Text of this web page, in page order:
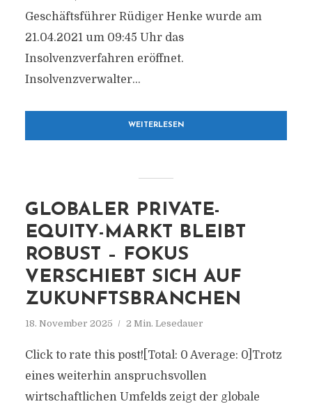
Geschäftsführer Rüdiger Henke wurde am
21.04.2021 um 09:45 Uhr das
Insolvenzverfahren eröffnet.
Insolvenzverwalter...
WEITERLESEN
GLOBALER PRIVATE-
EQUITY-MARKT BLEIBT
ROBUST – FOKUS
VERSCHIEBT SICH AUF
ZUKUNFTSBRANCHEN
18. November 2025 2 Min. Lesedauer
Click to rate this post![Total: 0 Average: 0]Trotz
eines weiterhin anspruchsvollen
wirtschaftlichen Umfelds zeigt der globale